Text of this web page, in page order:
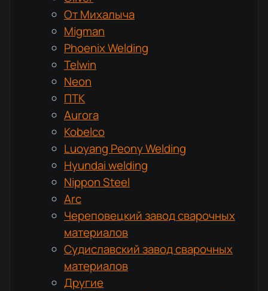
От Михалыча
Migman
Phoenix Welding
Telwin
Neon
ПТК
Aurora
Kobelco
Luoyang Peony Welding
Hyundai welding
Nippon Steel
Arc
Череповецкий завод сварочных
материалов
Судиславский завод сварочных
материалов
Другие